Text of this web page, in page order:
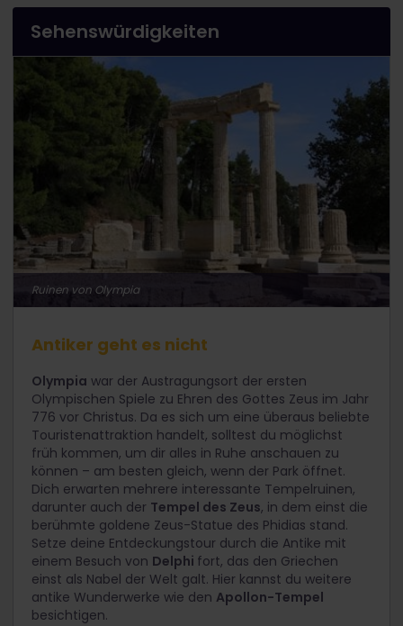
Sehenswürdigkeiten
Ruinen von Olympia
Antiker geht es nicht
Olympia war der Austragungsort der ersten
Olympischen Spiele zu Ehren des Gottes Zeus im Jahr
776 vor Christus. Da es sich um eine überaus beliebte
Touristenattraktion handelt, solltest du möglichst
früh kommen, um dir alles in Ruhe anschauen zu
können – am besten gleich, wenn der Park öffnet.
Dich erwarten mehrere interessante Tempelruinen,
darunter auch der Tempel des Zeus, in dem einst die
berühmte goldene Zeus-Statue des Phidias stand.
Setze deine Entdeckungstour durch die Antike mit
einem Besuch von Delphi fort, das den Griechen
einst als Nabel der Welt galt. Hier kannst du weitere
antike Wunderwerke wie den Apollon-Tempel
besichtigen.